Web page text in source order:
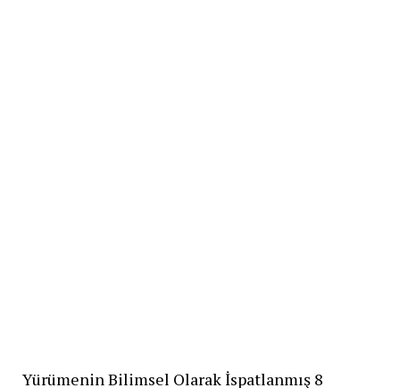
Yürümenin Bilimsel Olarak İspatlanmış 8